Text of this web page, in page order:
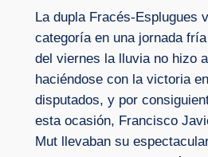
La dupla Fracés-Esplugues
categoría en una jornada
del viernes la lluvia no hizo
haciéndose con la victoria
disputados, y por
esta ocasión, Francisco
Mut llevaban su